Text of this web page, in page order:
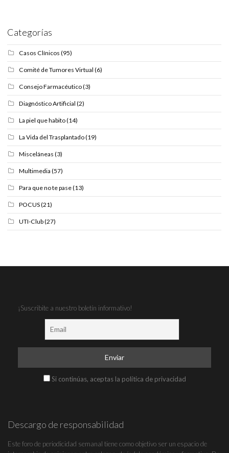
Categorías
Casos Clínicos (95)
Comité de Tumores Virtual (6)
Consejo Farmacéutico(3)
Diagnóstico Artificial (2)
La piel que habito(14)
La Vida del Trasplantado(19)
Misceláneas (3)
Multimedia (57)
Para que no te pase(13)
POCUS(21)
UTI-Club(27)
¡Suscribite a nuestro boletín informativo!
Si continúas, aceptas la política de privacidad
Descargo de responsabilidad
Este foro de periodicidad semanal tiene como objetivo ser un espacio de